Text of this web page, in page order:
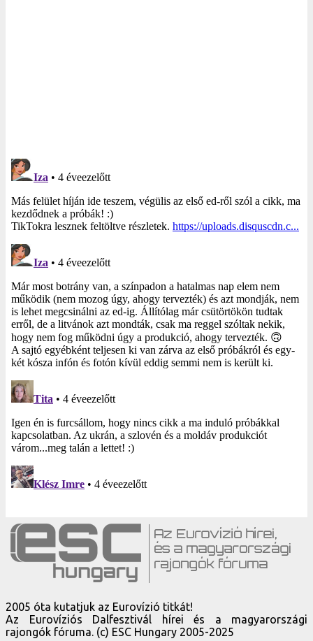
2005 óta kutatjuk az Eurovízió titkát!
Az Eurovíziós Dalfesztivál hírei és a magyarországi
rajongók fóruma. (c) ESC Hungary 2005-2025